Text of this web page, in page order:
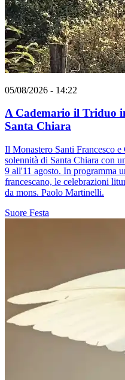
05/08/2026 - 14:22
A Cademario il Triduo
Santa Chiara
Il Monastero Santi Francesco
solennità di Santa Chiara con
9 all'11 agosto. In programma
francescano, le celebrazioni
da mons. Paolo Martinelli.
Suore Festa